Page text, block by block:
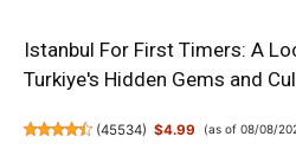
Istanbul For First Timers: A
Turkiye's Hidden Gems and
(45534) $4.99 (as of 08/08/